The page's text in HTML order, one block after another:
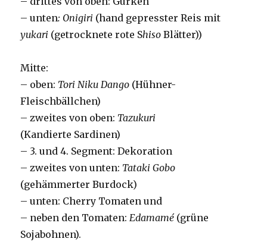
– unten: Onigiri (hand gepresster Reis mit
yukari (getrocknete rote ShisoBlätter))
Mitte:
– oben: Tori Niku Dango (Hühner-
Fleischbällchen)
– zweites von oben: Tazukuri
(Kandierte Sardinen)
– 3. und 4. Segment: Dekoration
– zweites von unten: Tataki Gobo
(gehämmerter Burdock)
– unten: Cherry Tomaten und
– neben den Tomaten:Edamamé(grüne
Sojabohnen).